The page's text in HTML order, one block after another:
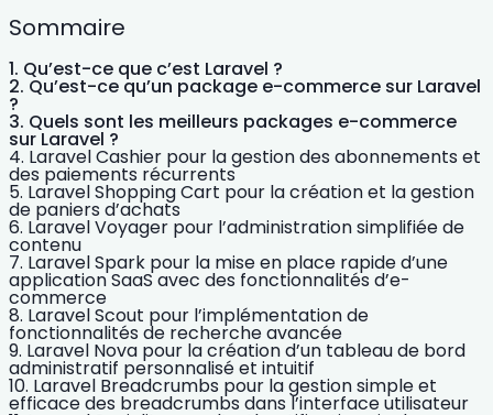
Sommaire
Qu’est-ce que c’est Laravel ?
Qu’est-ce qu’un package e-commerce sur Laravel
?
Quels sont les meilleurs packages e-commerce
sur Laravel ?
Laravel Cashier pour la gestion des abonnements et
des paiements récurrents
Laravel Shopping Cart pour la création et la gestion
de paniers d’achats
Laravel Voyager pour l’administration simplifiée de
contenu
Laravel Spark pour la mise en place rapide d’une
application SaaS avec des fonctionnalités d’e-
commerce
Laravel Scout pour l’implémentation de
fonctionnalités de recherche avancée
Laravel Nova pour la création d’un tableau de bord
administratif personnalisé et intuitif
Laravel Breadcrumbs pour la gestion simple et
efficace des breadcrumbs dans l’interface utilisateur